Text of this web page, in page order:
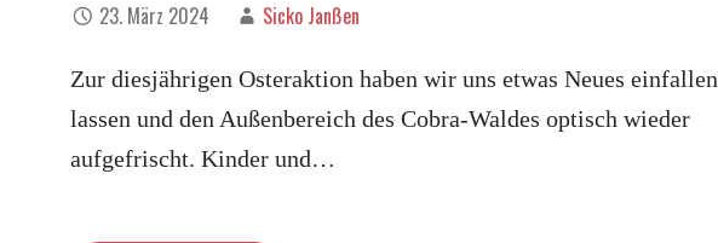
23. März 2024 Sicko Janßen
Zur diesjährigen Osteraktion haben wir uns etwas Neues einfallen
lassen und den Außenbereich des Cobra-Waldes optisch wieder
aufgefrischt. Kinder und…